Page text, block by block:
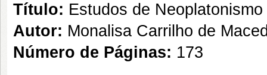
Título: Estudos de Neoplatonismo
Autor: Monalisa Carrilho de
Número de Páginas: 173